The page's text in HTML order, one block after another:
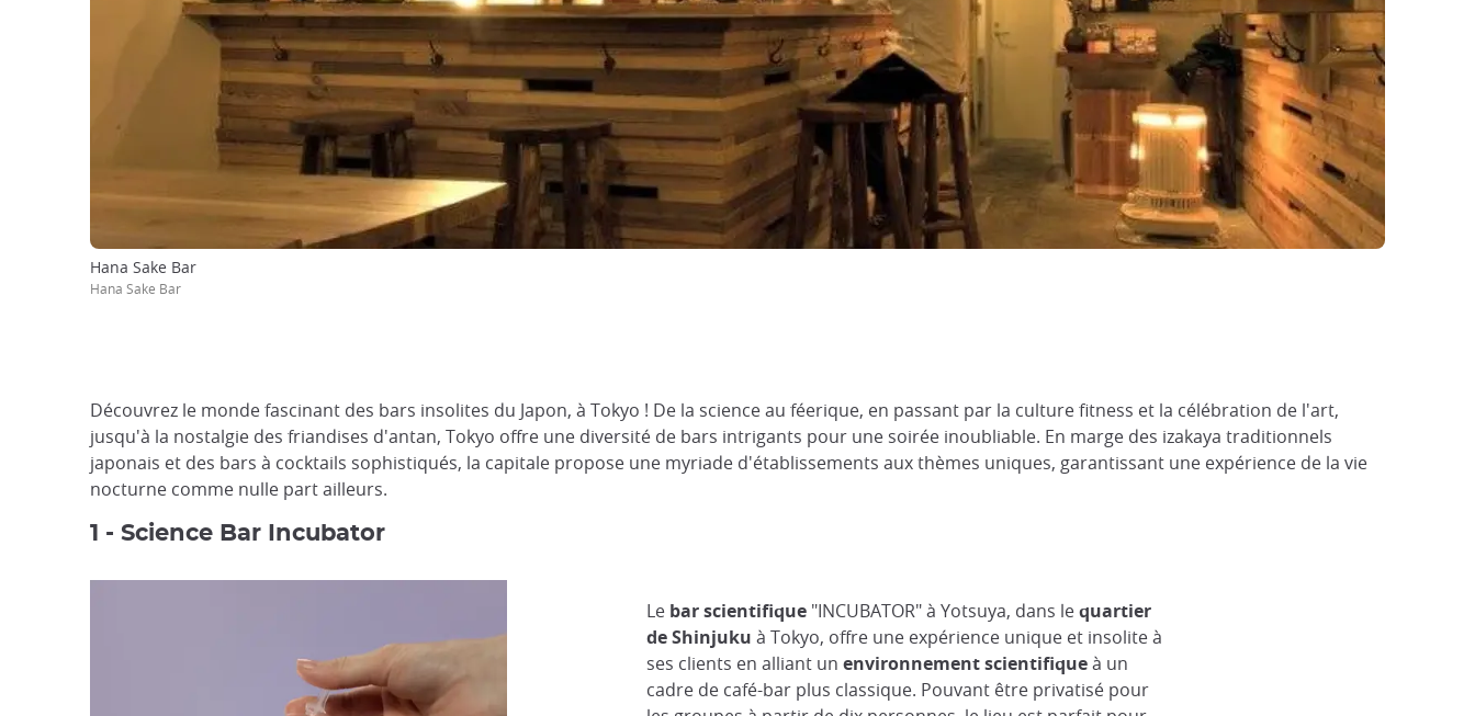
Hana Sake Bar
Hana Sake Bar
Découvrez le monde fascinant des bars insolites du Japon, à Tokyo ! De la science au féerique, en passant par la culture fitness et la célébration de l'art,
jusqu'à la nostalgie des friandises d'antan, Tokyo offre une diversité de bars intrigants pour une soirée inoubliable. En marge des izakaya traditionnels
japonais et des bars à cocktails sophistiqués, la capitale propose une myriade d'établissements aux thèmes uniques, garantissant une expérience de la vie
nocturne comme nulle part ailleurs.
1 - Science Bar Incubator
Le bar scientifique"INCUBATOR" à Yotsuya, dans lequartier
de Shinjuku à Tokyo, offre une expérience unique et insolite à
ses clients en alliant un environnement scientifiqueà un
cadre de café-bar plus classique. Pouvant être privatisé pour